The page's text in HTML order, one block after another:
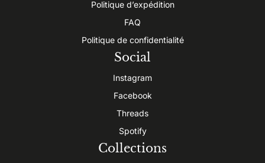
Politique d’expédition
FAQ
Politique de confidentialité
Social
Instagram
Facebook
Threads
Spotify
Collections